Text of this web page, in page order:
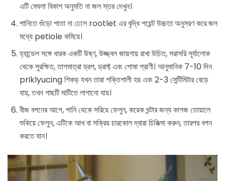
এটি মেঘলা বিকাশ অনুমতি না জল স্তর দেখুন।
পানিতে গুঁড়ো পাতা না ঢেলে rootlet এর বৃদ্ধি পয়েন্ট উচ্চতা অনুসরণ করে জল
মধ্যে petiole কমিয়ে।
হ্যান্ডেল সঙ্গে ধারক একটি উষ্ণ, উজ্জ্বল জায়গায় রাখা উচিত, সরাসরি সূর্যালোক
থেকে সুরক্ষিত, তাপমাত্রা ড্রপ, ড্রাফ্ট এবং পোষা প্রাণী। আনুমানিক 7-10 দিন
priklyucing শিকড় যখন তারা শক্তিশালী হয় এবং 2-3 সেন্টিমিটার বেড়ে
যায়, তখন গাছটি মাটিতে লাগানো যায়।
বীজ বপনের আগে, পানি থেকে সরিয়ে ফেলুন, কয়েক ঘন্টার জন্য কাগজ তোয়ালে
শুকিয়ে ফেলুন, এটিকে আখ বা সক্রিয় চারকোল দ্বারা চিকিত্সা করুন, তারপর বপন
করতে যান।